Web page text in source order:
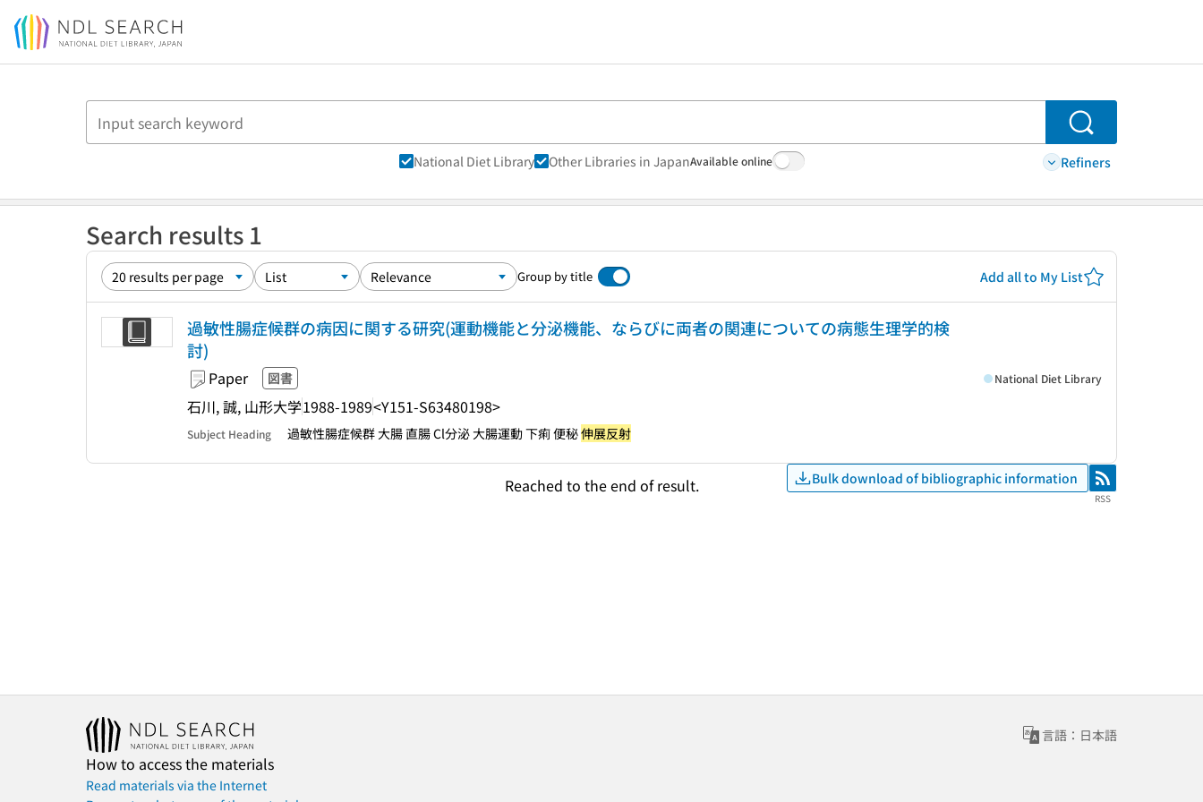
Jump to main content
Search
National Diet Library Other Libraries in JapanAvailable online Refiners
Search results 1
Group by title Add all to My List
過敏性腸症候群の病因に関する研究(運動機能と分泌機能、ならびに両者の関連についての病態生理学的検
討)
Paper 図書
石川, 誠, 山形大学1988-1989<Y151-S63480198>
National Diet Library
Subject Heading 過敏性腸症候群 大腸 直腸 Cl分泌 大腸運動 下痢 便秘伸展反射
Reached to the end of result. Bulk download of bibliographic information RSS
RSS
言語：日本語
How to access the materials
Read materials via the Internet